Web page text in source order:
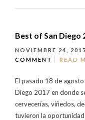
Best of San Diego
NOVIEMBRE 24,
COMMENT
READ
El pasado 18 de
Diego 2017 en donde
cervecerías, viñedos,
tuvieron la